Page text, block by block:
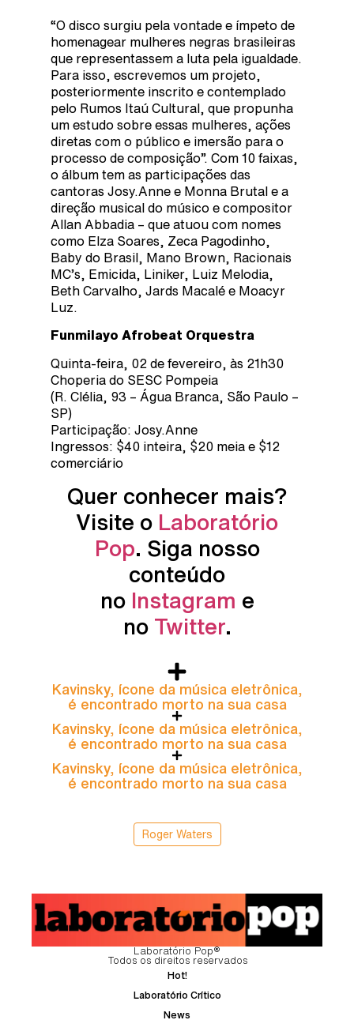
“O disco surgiu pela vontade e ímpeto de
homenagear mulheres negras brasileiras
que representassem a luta pela igualdade.
Para isso, escrevemos um projeto,
posteriormente inscrito e contemplado
pelo Rumos Itaú Cultural, que propunha
um estudo sobre essas mulheres, ações
diretas com o público e imersão para o
processo de composição”. Com 10 faixas,
o álbum tem as participações das
cantoras Josy.Anne e Monna Brutal e a
direção musical do músico e compositor
Allan Abbadia – que atuou com nomes
como Elza Soares, Zeca Pagodinho,
Baby do Brasil, Mano Brown, Racionais
MC’s, Emicida, Liniker, Luiz Melodia,
Beth Carvalho, Jards Macalé e Moacyr
Luz.
Funmilayo Afrobeat Orquestra
Quinta-feira, 02 de fevereiro, às 21h30
Choperia do SESC Pompeia
(R. Clélia, 93 – Água Branca, São Paulo –
SP)
Participação: Josy.Anne
Ingressos: $40 inteira, $20 meia e $12
comerciário
Quer conhecer mais?
Visite o Laboratório
Pop. Siga nosso
conteúdo
no Instagram e
no Twitter.
Kavinsky, ícone da música eletrônica,
é encontrado morto na sua casa
Kavinsky, ícone da música eletrônica,
é encontrado morto na sua casa
Kavinsky, ícone da música eletrônica,
é encontrado morto na sua casa
Roger Waters
Laboratório Pop®
Todos os direitos reservados
Hot!
Laboratório Crítico
News